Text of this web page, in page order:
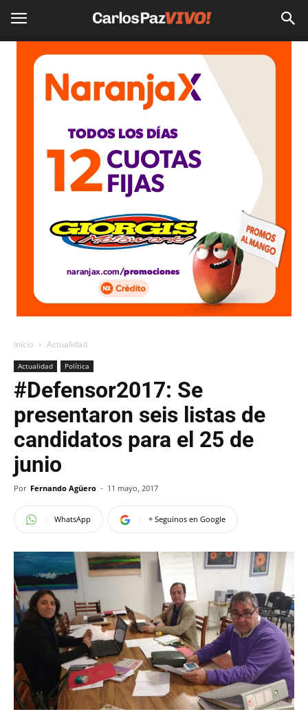
Inicio Actualidad
Actualidad Política
#Defensor2017: Se
presentaron seis listas de
candidatos para el 25 de
junio
Por Fernando Agüero - 11 mayo, 2017
WhatsApp + Seguinos en Google